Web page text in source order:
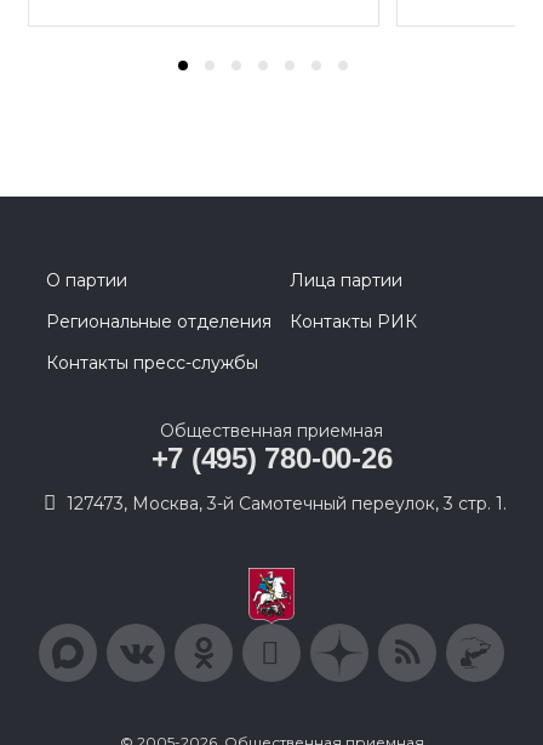
О партии
Лица партии
Региональные отделения
Контакты РИК
Контакты пресс-службы
Общественная приемная
+7 (495) 780-00-26
127473, Москва, 3-й Самотечный переулок, 3 стр. 1.